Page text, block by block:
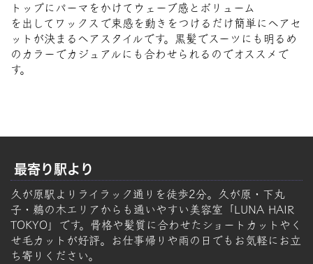
トップにパーマをかけてウェーブ感とボリューム
を出してワックスで束感を動きをつけるだけ簡単にヘアセ
ットが決まるヘアスタイルです。黒髪でスーツにも明るめ
のカラーでカジュアルにも合わせられるのでオススメで
す。
最寄り駅より
久が原駅よりライラック通りを徒歩2分。久が原・下丸
子・鵜の木エリアからも通いやすい美容室「LUNA HAIR
TOKYO」です。骨格や髪質に合わせたショートカットやく
せ毛カットが好評。お仕事帰りや雨の日でもお気軽にお立
ち寄りください。